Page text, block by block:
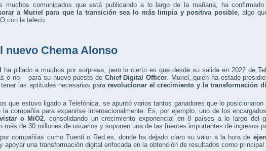
muchos comunicados que está publicando a lo largo de la mañana, ha confirmado
a Muriel para que la transición sea lo más limpia y positiva posible, algo
con la teleco.
nuevo Chema Alonso
ha pillado a muchos por sorpresa, pero lo cierto es que desde su salida en 2022 de
o no— para su nuevo puesto de Chief Digital Officer . Muriel, quien ha estado
las aptitudes necesarias para revolucionar el crecimiento y la transformación
que estuvo ligado a Telefónica, se apuntó varios tantos ganadores que lo posicionaron
compañía para expanrise internacionalmente. Es, por ejemplo, uno de los
o MiO2, consolidando un crecimiento exponencial en 8 países a lo largo del
más de 30 millones de usuarios y suponen una de las fuentes importantes de ingresos
compañías como Tuenti o Red.es, donde ha dejado claro su valor a la hora de
y apoyar una transformación digital enfocada en la obtención de resultados como principal